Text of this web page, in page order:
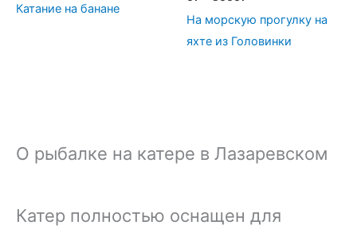
Катание на банане
На морскую прогулку на
яхте из Головинки
О рыбалке на катере в Лазаревском
Катер полностью оснащен для